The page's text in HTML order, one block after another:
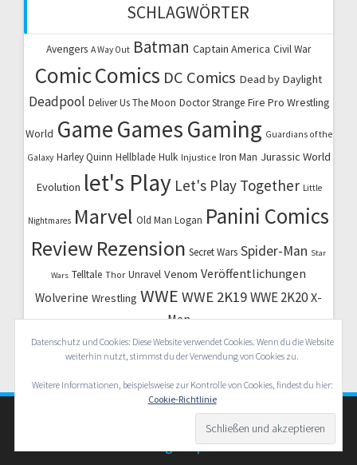
SCHLAGWÖRTER
Avengers A Way Out Batman Captain America Civil War
ComicComics DC Comics Dead by Daylight
Deadpool Deliver Us The Moon Doctor Strange Fire Pro Wrestling
World GameGamesGaming Guardians of the
Galaxy Harley Quinn Hellblade Hulk Injustice Iron Man Jurassic World
Evolution let's Play Let's Play Together Little
Nightmares Marvel Old Man Logan Panini Comics
Review Rezension Secret Wars Spider-Man Star
Wars Telltale Thor Unravel Venom Veröffentlichungen
Wolverine Wrestling WWE WWE 2K19WWE 2K20 X-
Men
© 2026 Nerd Herd Radio. WordPress mit dem Theme
OnePage Express.
Datenschutz und Cookies: Diese Website verwendet Cookies. Wenn du die Website
weiterhin nutzt, stimmst du der Verwendung von Cookies zu.
Weitere Informationen, beispielsweise zur Kontrolle von Cookies, findest du hier:
Cookie-Richtlinie